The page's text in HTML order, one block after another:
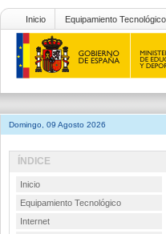
Inicio Equipamiento Tecnológico
Domingo, 09 Agosto 2026
ÍNDICE
Inicio
Equipamiento Tecnológico
Internet